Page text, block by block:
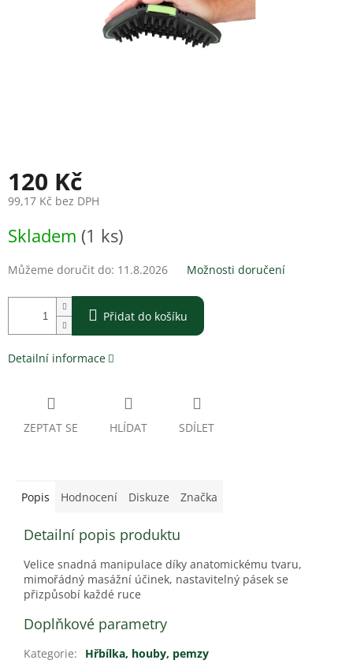
120 Kč
99,17 Kč bez DPH
cena:
Skladem (1 ks)
Můžeme doručit do: 11.8.2026 Možnosti doručení
Přidat do košíku
Detailní informace
ZEPTAT SE HLÍDAT SDÍLET
Popis Hodnocení Diskuze Značka
Detailní popis produktu
Velice snadná manipulace díky anatomickému tvaru,
mimořádný masážní účinek, nastavitelný pásek se
přizpůsobí každé ruce
Doplňkové parametry
Kategorie:
Hřbílka, houby, pemzy